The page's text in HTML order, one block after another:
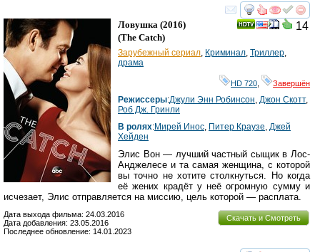
смотреть
14
Ловушка (2016)
(The Catch)
Зарубежный сериал, Криминал, Триллер,
драма
HD 720 Завершён
Режиссеры:Джули Энн Робинсон, Джон Скотт,
Роб Дж. Гринли
В ролях:Мирей Инос, Питер Краузе, Джей
Хейден
Элис Вон — лучший частный сыщик в Лос-
Анджелесе и та самая женщина, с которой
вы точно не хотите столкнуться. Но когда
её жених крадёт у неё огромную сумму и
исчезает, Элис отправляется на миссию, цель которой — расплата.
Скачать и Смотреть
Дата выхода фильма: 24.03.2016
Дата добавления: 23.05.2016
Последнее обновление: 14.01.2023